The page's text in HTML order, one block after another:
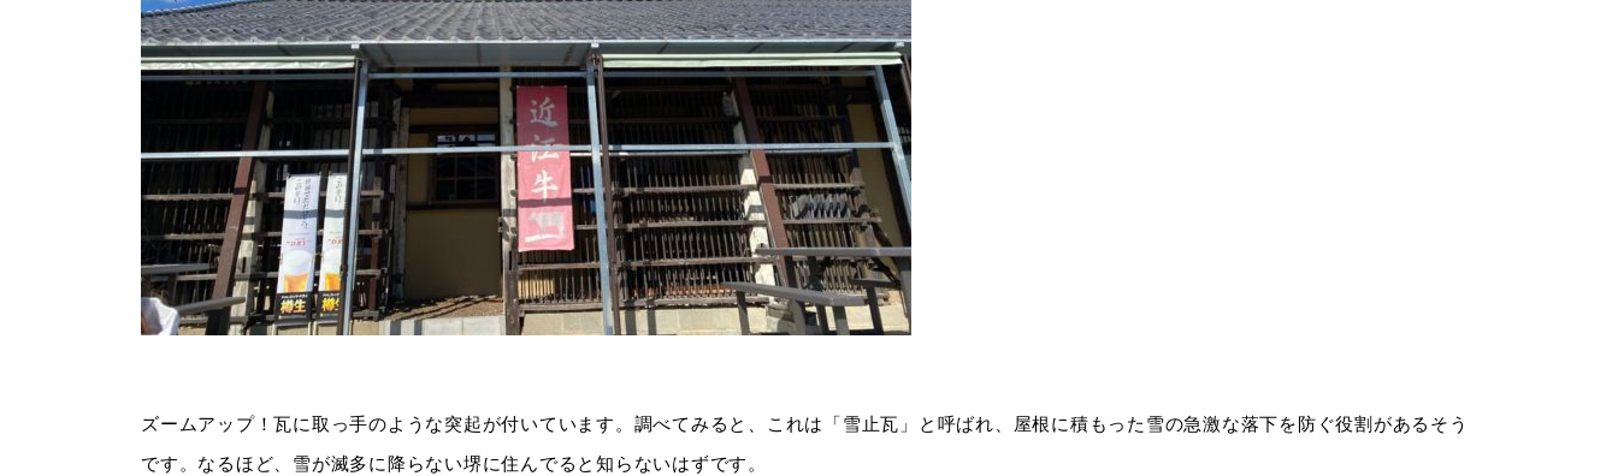
ズームアップ！瓦に取っ手のような突起が付いています。調べてみると、これは「雪止瓦」と呼ばれ、屋根に積もった雪の急激な落下を防ぐ役割があるそう
です。なるほど、雪が滅多に降らない堺に住んでると知らないはずです。